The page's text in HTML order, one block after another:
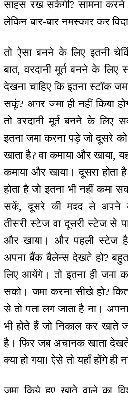
साहस रख सकेगी? सामना करने
लेकिन बार-बार नमस्कार कर
तो ऐसा बनने के लिए इतनी
बात, वरदानी मूर्त बनने के लिए
देखना चाहिए कि इतना स्टॉक
सकूं? अगर जमा ही नहीं किया
तो वरदानी मूर्त बनने के लिए
इतना जमा करना पड़े जो दूसरे
खाता है? वा कमाया और खाया,
कमाया और खाया। दूसरा होता
होता है जो इतना भी नहीं कमा
सकें, दूसरे की मदद ले अपने
तीसरी स्टेज वा दूसरी स्टेज से
और खाया। और पहली स्टेज है
अपना बैंक बैलेन्स देखते हो?
लिए आयेंगे। तो इतना ही जमा
सको। जमा करना सीखे हो?
से तो पता लग जाता है ना।
भी होते हैं जो निकाल कर खाते
है। फिर जब अचानक खाता
क्या हो गया! ऐसे तो यहाँ होंगे ही
जमा किये हुए खाते वाले का